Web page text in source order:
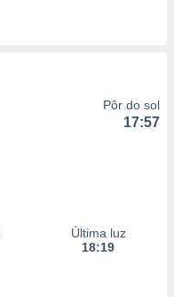
Pôr do sol
17:57
Última luz
18:19